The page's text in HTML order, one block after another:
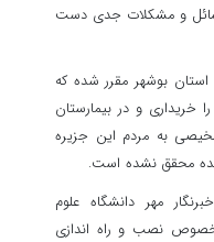
و مشکلات جدی دست
بوشهر مقرر شده که
را خریداری و در بیمارستان
به مردم این جزیره
محقق نشده است.
مهر دانشگاه علوم
خصوص نصب و راه اندازی